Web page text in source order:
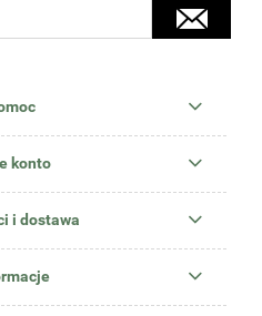
konto
i dostawa